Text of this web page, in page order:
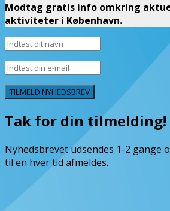
Modtag gratis info omkring
aktiviteter i København.
TILMELD NYHEDSBREV
Tak for din tilmelding!
Nyhedsbrevet udsendes 1-2 gange
til en hver tid afmeldes.